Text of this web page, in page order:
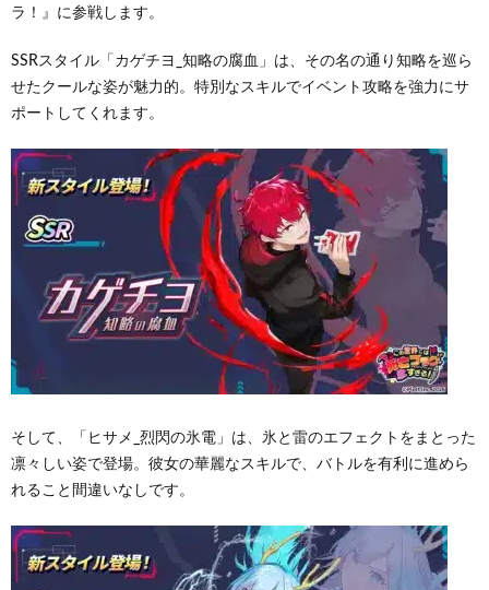
ラ！』に参戦します。
SSRスタイル「カゲチヨ_知略の腐血」は、その名の通り知略を巡ら
せたクールな姿が魅力的。特別なスキルでイベント攻略を強力にサ
ポートしてくれます。
そして、「ヒサメ_烈閃の氷電」は、氷と雷のエフェクトをまとった
凛々しい姿で登場。彼女の華麗なスキルで、バトルを有利に進めら
れること間違いなしです。